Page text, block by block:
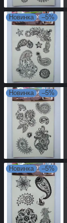
Новинка –5%
Новинка –5%
Новинка –5%